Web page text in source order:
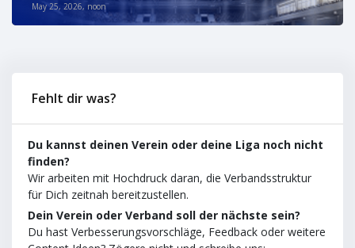
May 25, 2026, noon
Fehlt dir was?
Du kannst deinen Verein oder deine Liga noch nicht
finden?
Wir arbeiten mit Hochdruck daran, die Verbandsstruktur
für Dich zeitnah bereitzustellen.
Dein Verein oder Verband soll der nächste sein?
Du hast Verbesserungsvorschläge, Feedback oder weitere